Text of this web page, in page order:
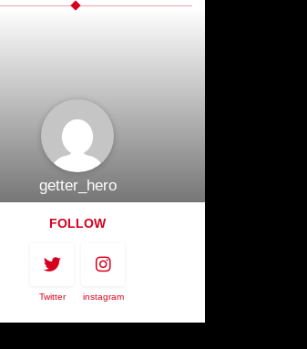
getter_hero
FOLLOW
Twitter instagram